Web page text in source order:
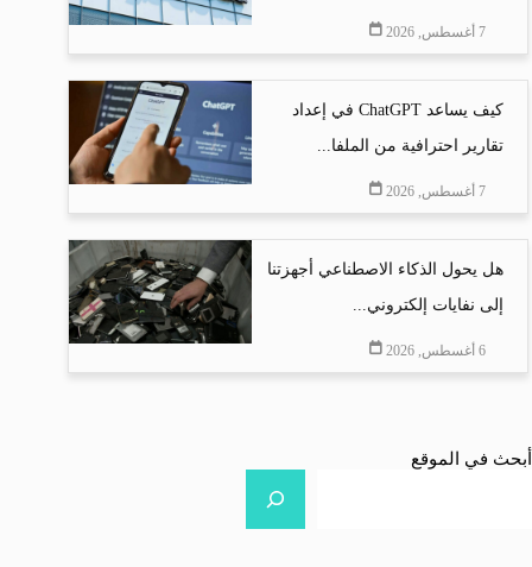
7 أغسطس, 2026
كيف يساعد ChatGPT في إعداد
تقارير احترافية من الملفا...
7 أغسطس, 2026
هل يحول الذكاء الاصطناعي أجهزتنا
إلى نفايات إلكتروني...
6 أغسطس, 2026
أبحث في الموقع